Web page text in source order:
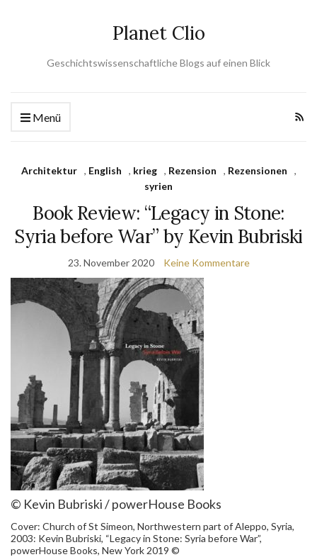
Planet Clio
Geschichtswissenschaftliche Blogs auf einen Blick
Menü
Architektur , English , krieg , Rezension , Rezensionen
,
syrien
Book Review: “Legacy in Stone:
Syria before War” by Kevin Bubriski
23. November 2020 Keine Kommentare
© Kevin Bubriski / powerHouse Books
Cover: Church of St Simeon, Northwestern part of Aleppo, Syria,
2003: Kevin Bubriski, “Legacy in Stone: Syria before War”,
powerHouse Books, New York 2019 ©